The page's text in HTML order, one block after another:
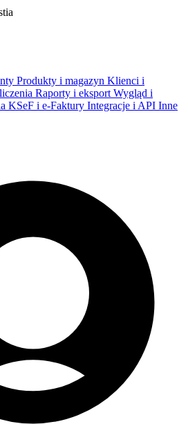
Produkty i magazyn Klienci i
Raporty i eksport Wygląd i
KSeF i e-Faktury Integracje i API Inne